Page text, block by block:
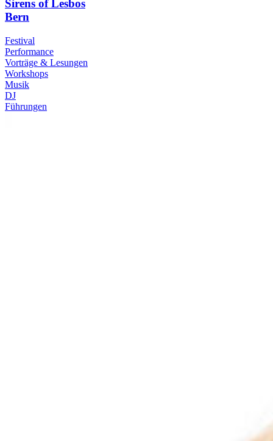
Sirens of Lesbos
Bern
Festival
Performance
Vorträge & Lesungen
Workshops
Musik
DJ
Führungen